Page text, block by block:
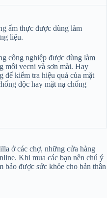
ẩm thực được dùng làm
liệu.
công nghiệp được dùng làm
môi vecni và sơn mài. Hay
để kiểm tra hiệu quả của mặt
độc hay mặt nạ chống
ở các chợ, những cửa hàng
Khi mua các bạn nên chú ý
bảo được sức khỏe cho bản thân